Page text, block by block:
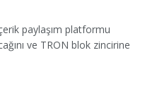
paylaşım platformu
ve TRON blok zincirine